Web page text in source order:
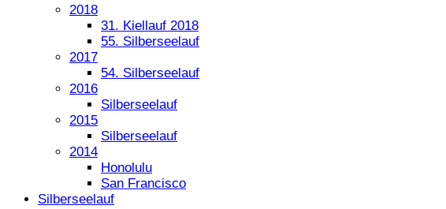
2018
31. Kiellauf 2018
55. Silberseelauf
2017
54. Silberseelauf
2016
Silberseelauf
2015
Silberseelauf
2014
Honolulu
San Francisco
Silberseelauf